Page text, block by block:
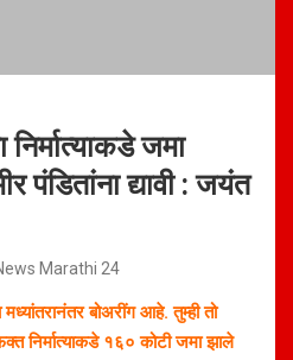
निर्मात्याकडे जमा
पंडितांना द्यावी : जयंत
Marathi 24
बोअरींग आहे. तुम्ही तो
निर्मात्याकडे १६० कोटी जमा झाले